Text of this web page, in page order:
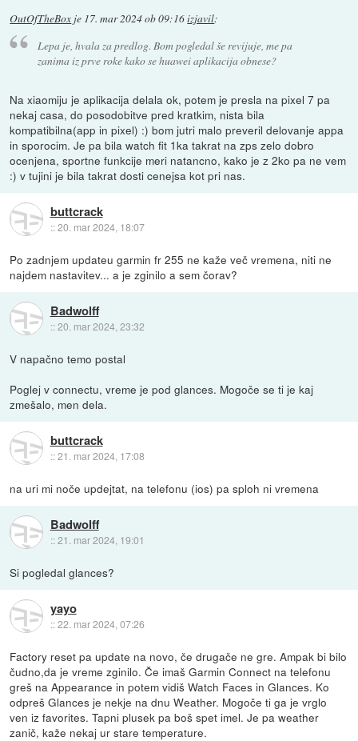
OutOfTheBox je 17. mar 2024 ob 09:16izjavil:
Lepa je, hvala za predlog. Bom pogledal še revijuje, me pa
zanima iz prve roke kako se huawei aplikacija obnese?
Na xiaomiju je aplikacija delala ok, potem je presla na pixel 7 pa
nekaj casa, do posodobitve pred kratkim, nista bila
kompatibilna(app in pixel) :) bom jutri malo preveril delovanje appa
in sporocim. Je pa bila watch fit 1ka takrat na zps zelo dobro
ocenjena, sportne funkcije meri natancno, kako je z 2ko pa ne vem
:) v tujini je bila takrat dosti cenejsa kot pri nas.
buttcrack
::20. mar 2024, 18:07
Po zadnjem updateu garmin fr 255 ne kaže več vremena, niti ne
najdem nastavitev... a je zginilo a sem čorav?
Badwolff
::20. mar 2024, 23:32
V napačno temo postal
Poglej v connectu, vreme je pod glances. Mogoče se ti je kaj
zmešalo, men dela.
buttcrack
::21. mar 2024, 17:08
na uri mi noče updejtat, na telefonu (ios) pa sploh ni vremena
Badwolff
::21. mar 2024, 19:01
Si pogledal glances?
yayo
::22. mar 2024, 07:26
Factory reset pa update na novo, če drugače ne gre. Ampak bi bilo
čudno,da je vreme zginilo. Če imaš Garmin Connect na telefonu
greš na Appearance in potem vidiš Watch Faces in Glances. Ko
odpreš Glances je nekje na dnu Weather. Mogoče ti ga je vrglo
ven iz favorites. Tapni plusek pa boš spet imel. Je pa weather
zanič, kaže nekaj ur stare temperature.